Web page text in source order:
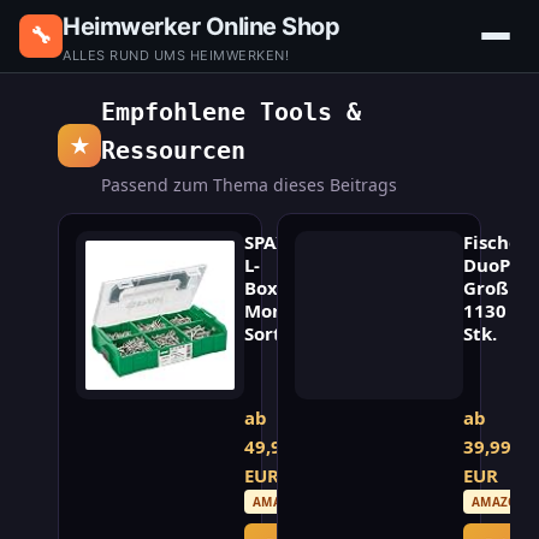
🔧 Heimwerker Online Shop
ALLES RUND UMS HEIMWERKEN!
★
Empfohlene Tools &
Ressourcen
Passend zum Thema dieses Beitrags
SPAX
L-
Boxx
Montage-
Sortiment
in
praktischer
L-
Boxx
für
Handwerk
ab
49,99
EUR
AMAZON
Fischer
1130
Stk.
1130
Stück
in
den
Größen
5-
ab
39,99
EUR
AMAZON